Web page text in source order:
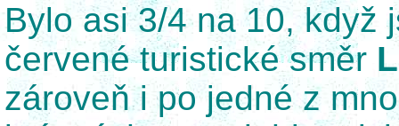
Bylo asi 3/4 na 10, když
červené turistické směr
zároveň i po jedné z